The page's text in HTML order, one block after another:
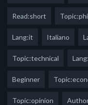
Read:short
Lang:it Italiano
Topic:technical
Beginner
Topic:opinion